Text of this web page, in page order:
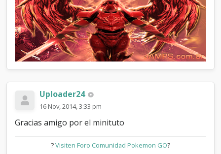
Uploader24
16 Nov, 2014, 3:33 pm
Gracias amigo por el minituto
?Visiten Foro Comunidad Pokemon GO?